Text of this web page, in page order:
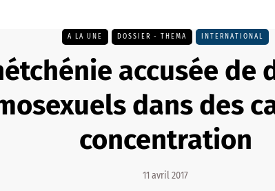
A LA UNE DOSSIER - THEMA INTERNATIONAL
accusée de
dans des
concentration
11 avril 2017